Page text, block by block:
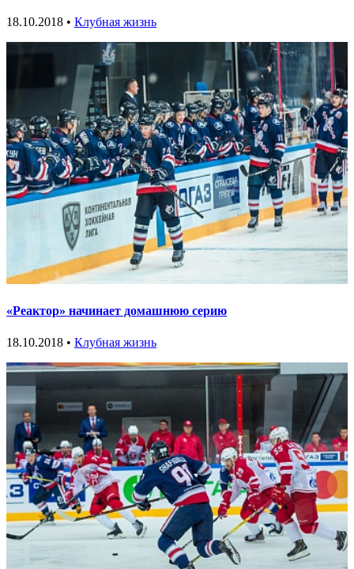
18.10.2018 • Клубная жизнь
«Реактор» начинает домашнюю серию
18.10.2018 • Клубная жизнь